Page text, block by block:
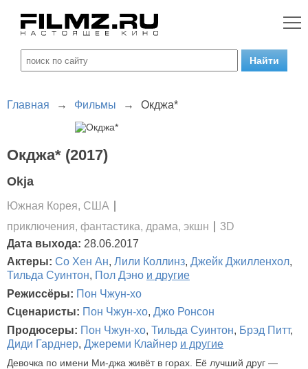
Главная → Фильмы → Окджа*
Окджа* (2017)
Okja
Южная Корея, США
приключения, фантастика, драма, экшн
3D
Дата выхода: 28.06.2017
Актеры: Со Хен Ан, Лили Коллинз, Джейк Джилленхол,
Тильда Суинтон, Пол Дэно и другие
Режиссёры: Пон Чжун-хо
Сценаристы: Пон Чжун-хо, Джо Ронсон
Продюсеры: Пон Чжун-хо, Тильда Суинтон, Брэд Питт,
Диди Гарднер, Джереми Клайнер и другие
Девочка по имени Ми-джа живёт в горах. Её лучший друг —